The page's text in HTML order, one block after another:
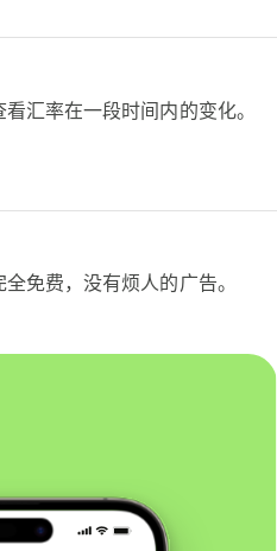
汇率在一段时间内的变化。
免费，没有烦人的广告。